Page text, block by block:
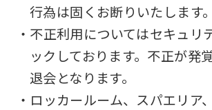
行為は固くお断りいたします。
・不正利用についてはセキュリ
ックしております。不正が発
退会となります。
・ロッカールーム、スパエリア